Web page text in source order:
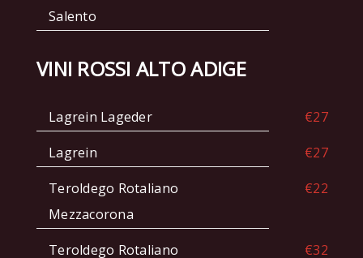
Salento
VINI ROSSI ALTO ADIGE
Lagrein Lageder
€27
Lagrein
€27
Teroldego Rotaliano
Mezzacorona
€22
Teroldego Rotaliano €32